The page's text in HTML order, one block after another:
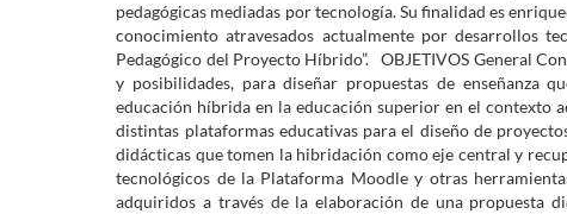
pedagógicas mediadas por tecnología. Su finalidad es
conocimiento atravesados actualmente por desarrollos
Pedagógico del Proyecto Híbrido”. OBJETIVOS General
y posibilidades, para diseñar propuestas de enseñanza
educación híbrida en la educación superior en el contexto
distintas plataformas educativas para el diseño de
didácticas que tomen la hibridación como eje central y
tecnológicos de la Plataforma Moodle y otras
adquiridos a través de la elaboración de una propuesta